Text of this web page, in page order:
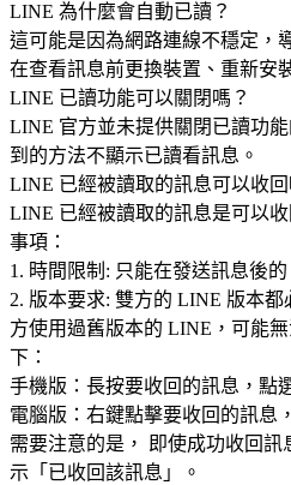
LINE 為什麼會自動已讀？
這可能是因為網路連線不穩定，
在查看訊息前更換裝置、重新安
LINE 已讀功能可以關閉嗎？
LINE 官方並未提供關閉已讀功
到的方法不顯示已讀看訊息。
LINE 已經被讀取的訊息可以收回
LINE 已經被讀取的訊息是可以
事項：
1. 時間限制: 只能在發送訊息後的
2. 版本要求: 雙方的 LINE 版本
方使用過舊版本的 LINE，可能
下：
手機版：長按要收回的訊息，點
電腦版：右鍵點擊要收回的訊息
需要注意的是， 即使成功收回
示「已收回該訊息」。